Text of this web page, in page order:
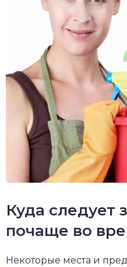
Куда следует
почаще во
Некоторые места и